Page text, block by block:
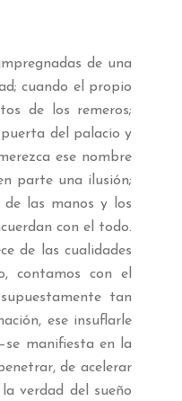
de una
cuando el propio
de los remeros;
del palacio y
ese nombre
parte una ilusión;
las manos y los
con el todo.
de las cualidades
contamos con el
tan
ese insuflarle
manifiesta en la
de acelerar
verdad del sueño